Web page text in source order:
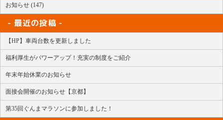
お知らせ (147)
最近の投稿
【HP】車両台数を更新しました
福利厚生がパワーアップ！充実の制度をご紹介
年末年始休業のお知らせ
面接会開催のお知らせ【京都】
第35回ぐんまマラソンに参加しました！